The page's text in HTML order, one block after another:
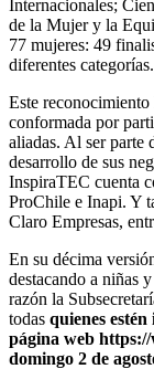
Internacionales;
de la Mujer y la
77 mujeres: 49
diferentes categorías.
Este
conformada por
aliadas. Al ser parte
desarrollo de sus
InspiraTEC cuenta
ProChile e Inapi. Y
Claro Empresas,
En su décima
destacando a niñas
razón la
todas quienes
página web
domingo 2 de